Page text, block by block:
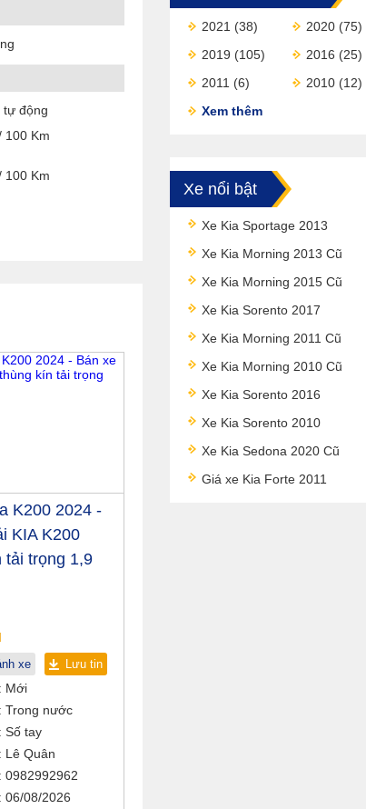
tự động
100 Km
100 Km
K200 2024 -
KIA K200
tải trọng 1,9
xe Lưu tin
Mới
Trong nước
Số tay
Lê Quân
0982992962
06/08/2026
2021 (38) 2020 (75)
2019 (105) 2016 (25)
2011 (6) 2010 (12)
Xem thêm
Xe nổi bật
Xe Kia Sportage 2013
Xe Kia Morning 2013 Cũ
Xe Kia Morning 2015 Cũ
Xe Kia Sorento 2017
Xe Kia Morning 2011 Cũ
Xe Kia Morning 2010 Cũ
Xe Kia Sorento 2016
Xe Kia Sorento 2010
Xe Kia Sedona 2020 Cũ
Giá xe Kia Forte 2011